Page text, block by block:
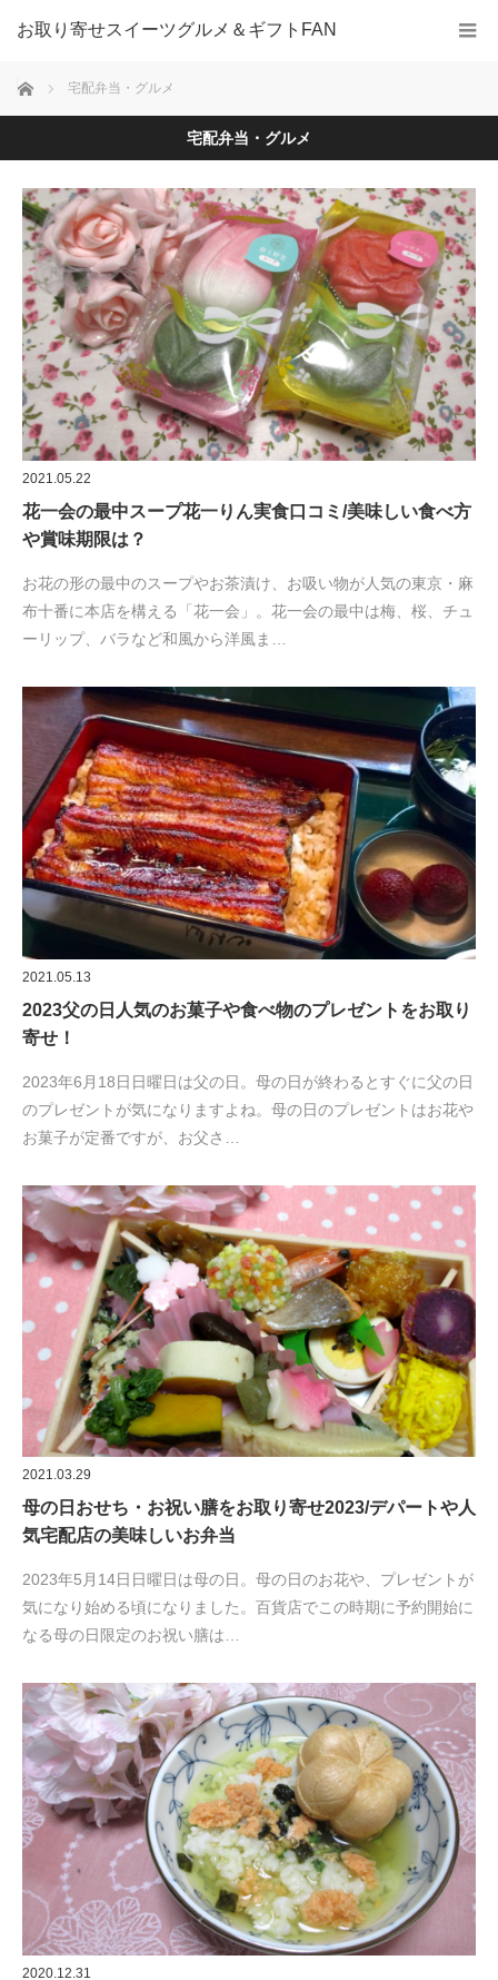
お取り寄せスイーツグルメ＆ギフトFAN
ホーム 宅配弁当・グルメ
宅配弁当・グルメ
2021.05.22
花一会の最中スープ花一りん実食口コミ/美味しい食べ方
や賞味期限は？
お花の形の最中のスープやお茶漬け、お吸い物が人気の東京・麻
布十番に本店を構える「花一会」。花一会の最中は梅、桜、チュ
ーリップ、バラなど和風から洋風ま…
2021.05.13
2023父の日人気のお菓子や食べ物のプレゼントをお取り
寄せ！
2023年6月18日日曜日は父の日。母の日が終わるとすぐに父の日
のプレゼントが気になりますよね。母の日のプレゼントはお花や
お菓子が定番ですが、お父さ…
2021.03.29
母の日おせち・お祝い膳をお取り寄せ2023/デパートや人
気宅配店の美味しいお弁当
2023年5月14日日曜日は母の日。母の日のお花や、プレゼントが
気になり始める頃になりました。百貨店でこの時期に予約開始に
なる母の日限定のお祝い膳は…
2020.12.31